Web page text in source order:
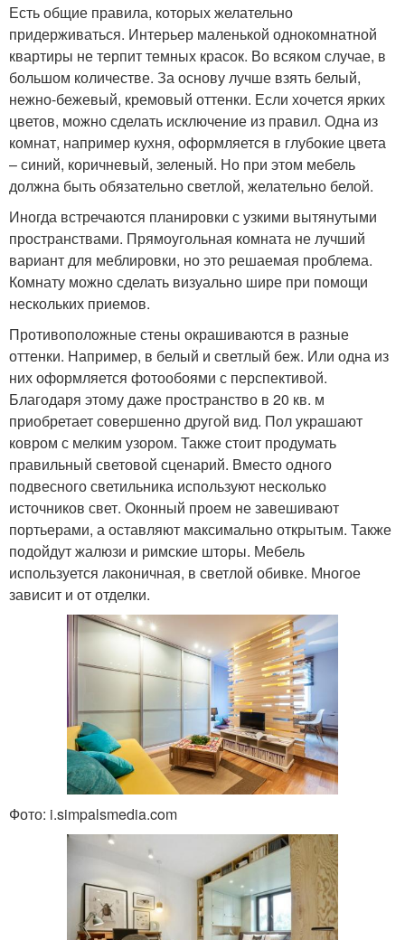
Есть общие правила, которых желательно
придерживаться. Интерьер маленькой однокомнатной
квартиры не терпит темных красок. Во всяком случае, в
большом количестве. За основу лучше взять белый,
нежно-бежевый, кремовый оттенки. Если хочется ярких
цветов, можно сделать исключение из правил. Одна из
комнат, например кухня, оформляется в глубокие цвета
– синий, коричневый, зеленый. Но при этом мебель
должна быть обязательно светлой, желательно белой.
Иногда встречаются планировки с узкими вытянутыми
пространствами. Прямоугольная комната не лучший
вариант для меблировки, но это решаемая проблема.
Комнату можно сделать визуально шире при помощи
нескольких приемов.
Противоположные стены окрашиваются в разные
оттенки. Например, в белый и светлый беж. Или одна из
них оформляется фотообоями с перспективой.
Благодаря этому даже пространство в 20 кв. м
приобретает совершенно другой вид. Пол украшают
ковром с мелким узором. Также стоит продумать
правильный световой сценарий. Вместо одного
подвесного светильника используют несколько
источников свет. Оконный проем не завешивают
портьерами, а оставляют максимально открытым. Также
подойдут жалюзи и римские шторы. Мебель
используется лаконичная, в светлой обивке. Многое
зависит и от отделки.
Фото: i.simpalsmedia.com